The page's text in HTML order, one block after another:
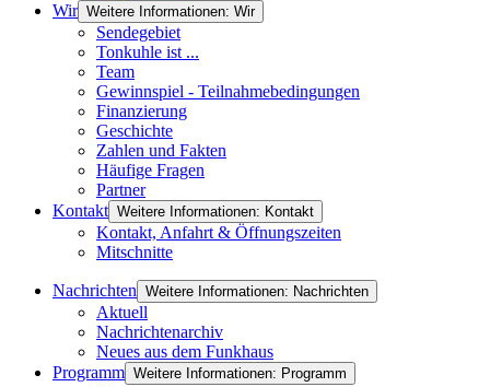
Wir Weitere Informationen: Wir
Sendegebiet
Tonkuhle ist ...
Team
Gewinnspiel - Teilnahmebedingungen
Finanzierung
Geschichte
Zahlen und Fakten
Häufige Fragen
Partner
Kontakt Weitere Informationen: Kontakt
Kontakt, Anfahrt & Öffnungszeiten
Mitschnitte
Nachrichten Weitere Informationen: Nachrichten
Aktuell
Nachrichtenarchiv
Neues aus dem Funkhaus
Programm Weitere Informationen: Programm